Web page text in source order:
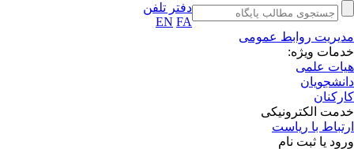
دفتر تلفن
EN FA
روابط عمومی
ویژه:
علمی
الکترونیکی
با ریاست
یا ثبت نام